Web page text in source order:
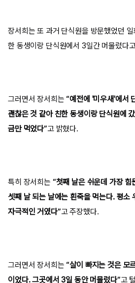
장서희는 또 과거 단식원을 방문했었던
한 동생이랑 단식원에서 3일간 머물렀다
그러면서 장서희는“예전에 '미우새'에서
괜찮은 것 같아 친한 동생이랑 단식원에
금만 먹었다”고 밝혔다.
특히 장서희는 “첫째 날은 쉬운데 가장
셋째 날 되는 날에는 흰죽을 먹는다. 평소
자극적인 거였다”고 주장했다.
그러면서 장서희는“살이 빠지는 것은 모
이었다. 그곳에서 3일 동안 머물렀다”고